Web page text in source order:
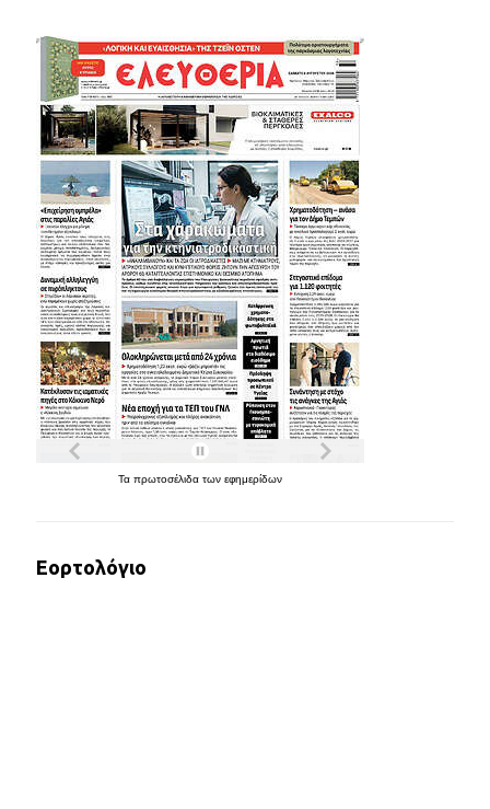
Τα πρωτοσέλιδα των εφημερίδων
Εορτολόγιο